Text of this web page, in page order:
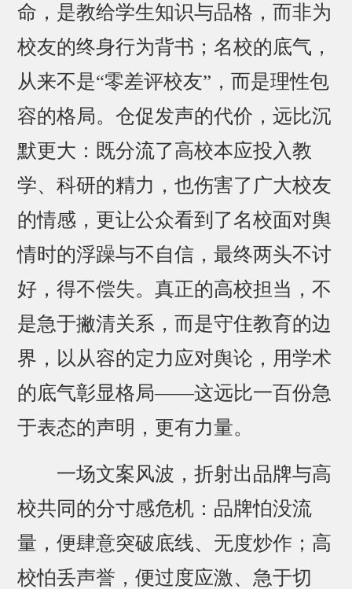
命，是教给学生知识与品格，而非为
校友的终身行为背书；名校的底气，
从来不是“零差评校友”，而是理性包
容的格局。仓促发声的代价，远比沉
默更大：既分流了高校本应投入教
学、科研的精力，也伤害了广大校友
的情感，更让公众看到了名校面对舆
情时的浮躁与不自信，最终两头不讨
好，得不偿失。真正的高校担当，不
是急于撇清关系，而是守住教育的边
界，以从容的定力应对舆论，用学术
的底气彰显格局——这远比一百份急
于表态的声明，更有力量。
一场文案风波，折射出品牌与高
校共同的分寸感危机：品牌怕没流
量，便肆意突破底线、无度炒作；高
校怕丢声誉，便过度应激、急于切